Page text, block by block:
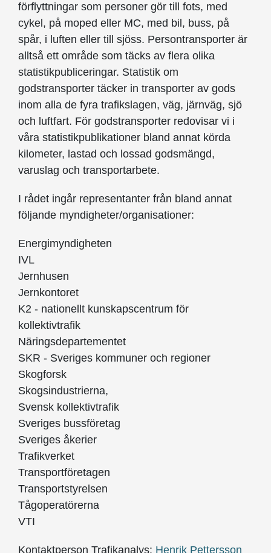
förflyttningar som personer gör till fots, med
cykel, på moped eller MC, med bil, buss, på
spår, i luften eller till sjöss. Persontransporter är
alltså ett område som täcks av flera olika
statistikpubliceringar. Statistik om
godstransporter täcker in transporter av gods
inom alla de fyra trafikslagen, väg, järnväg, sjö
och luftfart. För godstransporter redovisar vi i
våra statistikpublikationer bland annat körda
kilometer, lastad och lossad godsmängd,
varuslag och transportarbete.
I rådet ingår representanter från bland annat
följande myndigheter/organisationer:
Energimyndigheten
IVL
Jernhusen
Jernkontoret
K2 - nationellt kunskapscentrum för
kollektivtrafik
Näringsdepartementet
SKR - Sveriges kommuner och regioner
Skogforsk
Skogsindustrierna,
Svensk kollektivtrafik
Sveriges bussföretag
Sveriges åkerier
Trafikverket
Transportföretagen
Transportstyrelsen
Tågoperatörerna
VTI
Kontaktperson Trafikanalys: Henrik Pettersson